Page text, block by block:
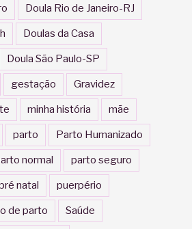
Doula Rio de Janeiro-RJ
Doulas da Casa
Doula São Paulo-SP
gestação Gravidez
minha história mãe
parto Parto Humanizado
normal parto seguro
natal puerpério
de parto Saúde